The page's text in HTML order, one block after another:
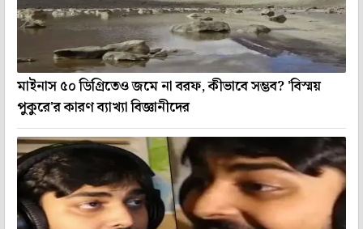
মাইনাস ৫০ ডিগ্রিতেও জমে না বরফ, কীভাবে সম্ভব? 'বিস্ময়
পুকুরে'র কারণ ব্যাখ্যা বিজ্ঞানীদের